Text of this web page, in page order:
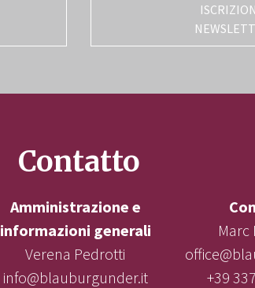
Contatto
Amministrazione e
informazioni generali
Verena Pedrotti
info@blauburgunder.it
Marc
+39